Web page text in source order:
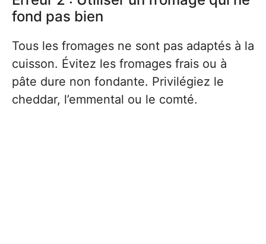
fond pas bien
Tous les fromages ne sont pas adaptés à la
cuisson. Évitez les fromages frais ou à
pâte dure non fondante. Privilégiez le
cheddar, l’emmental ou le comté.